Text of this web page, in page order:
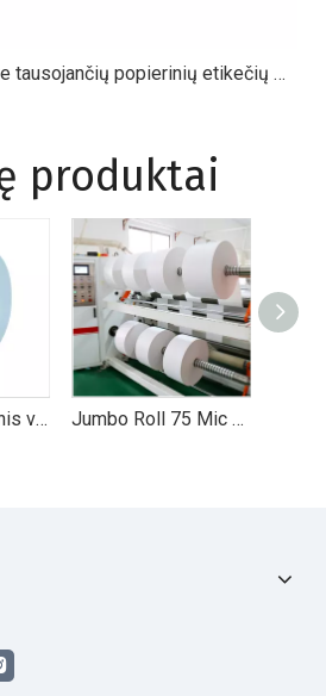
Kodėl verta pereiti prie tausojančių popierinių etikečių medžiagų?
produktai
Sintetinis terminis viršus – didelio našumo tiesioginės šiluminės etiketės logistikai ir mažmeninei prekybai Jumbo Roll 75 Mic terminis sintetinis lipnus popierius etikečių spausdinimui